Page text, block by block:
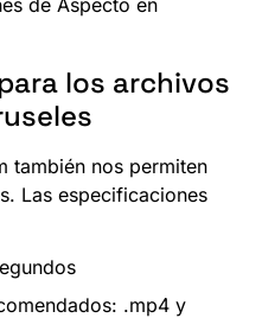
los archivos
también nos permiten
Las especificaciones
.mp4 y